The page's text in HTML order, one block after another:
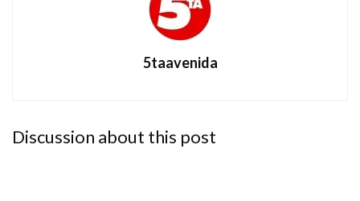
5taavenida
Discussion about this post